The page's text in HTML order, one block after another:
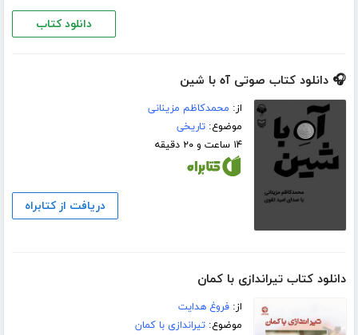
دانلود کتاب
🎧 دانلود کتاب صوتی آه با شین
از: محمدکاظم مزینانی
موضوع:تاریخی
۱۴ ساعت و ۲۰ دقیقه
دریافت از کتابراه
دانلود کتاب تیراندازى با کمان
از:فروغ هدایت
موضوع:تیراندازی با کمان